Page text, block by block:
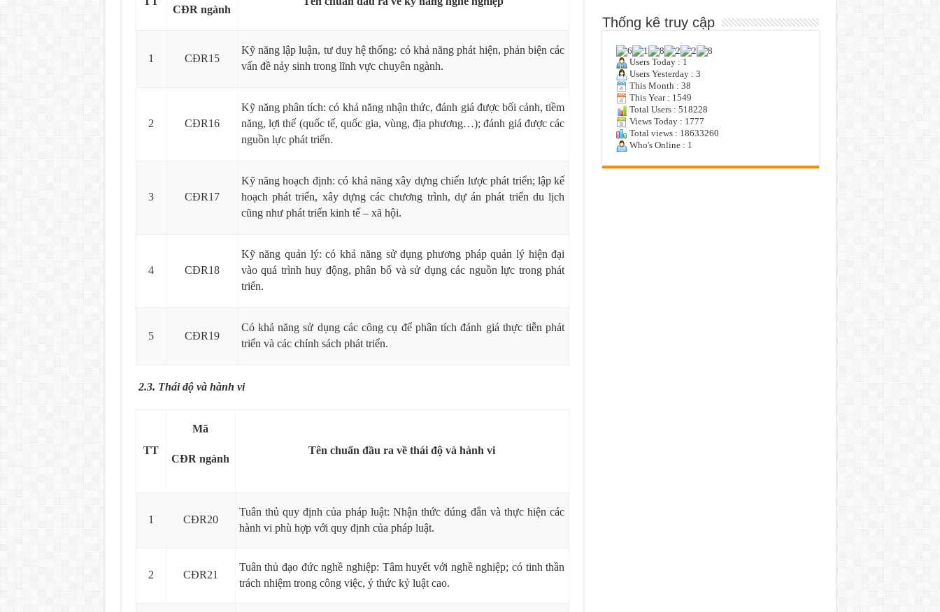
CĐR ngành
1 CĐR15
Kỹ năng lập luận, tư duy hệ thống: có khả năng phát hiện, phản biện các
vấn đề nảy sinh trong lĩnh vực chuyên ngành.
2 CĐR16
Kỹ năng phân tích: có khả năng nhận thức, đánh giá được bối cảnh, tiềm
năng, lợi thế (quốc tế, quốc gia, vùng, địa phương…); đánh giá được các
nguồn lực phát triển.
3 CĐR17
Kỹ năng hoạch định: có khả năng xây dựng chiến lược phát triển; lập kế
hoạch phát triển, xây dựng các chương trình, dự án phát triển du lịch
cũng như phát triển kinh tế – xã hội.
4 CĐR18
Kỹ năng quản lý: có khả năng sử dụng phương pháp quản lý hiệnđại
vào quá trình huy động, phân bổ và sử dụng các nguồn lực trong phát
triển.
5 CĐR19
Có khả năng sử dụng các công cụ để phân tích đánh giá thực tiễnphát
triển và các chính sách phát triển.
2.3. Thái độ và hành vi
TT
Mã
CĐR ngành
Tên chuẩn đầu ra về thái độ và hành vi
1 CĐR20
Tuân thủ quy định của pháp luật: Nhận thức đúng đắn và thực hiện các
hành vi phù hợp với quy định của pháp luật.
2 CĐR21
Tuân thủ đạo đức nghề nghiệp: Tâm huyết với nghề nghiệp; có tinh thần
trách nhiệm trong công việc, ý thức kỷ luật cao.
Thống kê truy cập
Users Today : 1
Users Yesterday : 3
This Month : 38
This Year : 1549
Total Users : 518228
Views Today : 1777
Total views : 18633260
Who's Online : 1